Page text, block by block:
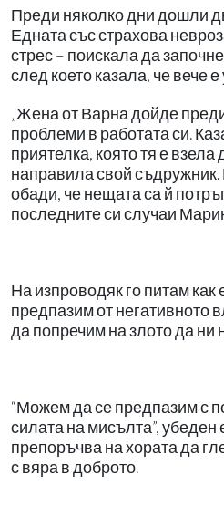
Преди няколко дни дошли
Едната със страхова
стрес – поискала да
след което казала, че вече
„Жена от Варна дойде
проблеми в работата си.
приятелка, която тя е взела
направила свой съдружник.
обади, че нещата са й
последните си случаи
На изпроводяк го питам
предпазим от негативното
да попречим на злото да ни
“Можем да се предпазим с
силата на мисълта”, убеден
препоръчва на хората да
с вяра в доброто.